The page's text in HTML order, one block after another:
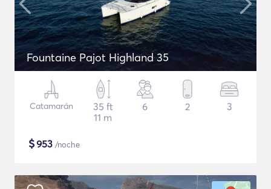
Fountaine Pajot Highland 35
Catamarán
35 ft
11 m
6 2 3
$953 /noche